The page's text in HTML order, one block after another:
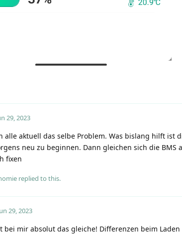
29, 2023
alle aktuell das selbe Problem. Was bislang hilft ist
neu zu beginnen. Dann gleichen sich die BMS
fixen
replied to this.
29, 2023
bei mir absolut das gleiche! Differenzen beim